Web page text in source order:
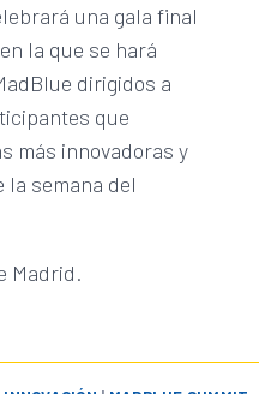
una gala final
la que se hará
dirigidos a
que
más innovadoras y
semana del
Madrid.